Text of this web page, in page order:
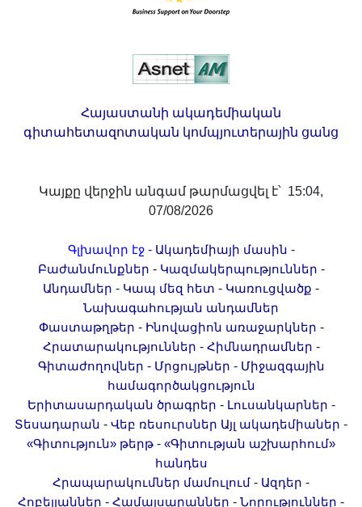
Հայաստանի ակադեմիական
գիտահետազոտական կոմպյուտերային ցանց
Կայքը վերջին անգամ թարմացվել է՝ 15:04,
07/08/2026
Գլխավոր էջ- Ակադեմիայի մասին -
Բաժանմունքներ - Կազմակերպություններ -
Անդամներ - Կապ մեզ հետ - Կառուցվածք -
Նախագահության անդամներ
Փաստաթղթեր - Ինովացիոն առաջարկներ -
Հրատարակություններ - Հիմնադրամներ -
Գիտաժողովներ - Մրցույթներ - Միջազգային
համագործակցություն
Երիտասարդական ծրագրեր - Լուսանկարներ -
Տեսադարան - Վեբ ռեսուրսներ Այլ ակադեմիաներ -
«Գիտություն» թերթ - «Գիտության աշխարհում»
հանդես
Հրապարակումներ մամուլում - Ազդեր -
Հոբելյաններ - Համալսարաններ - Նորություններ -